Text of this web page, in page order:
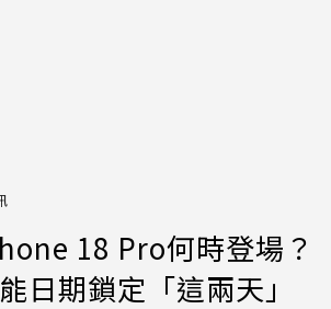
18 Pro何時登場？
日期鎖定「這兩天」